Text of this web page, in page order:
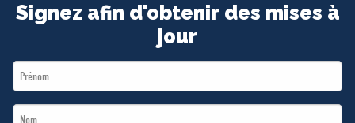
Signez afin d'obtenir des mises à
jour
First
Name
Last